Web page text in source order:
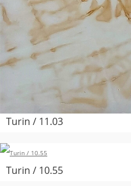
Turin / 11.03
Turin / 10.55